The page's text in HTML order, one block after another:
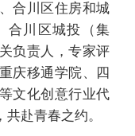
合川区住房和城
合川区城投（集
负责人，专家评
庆移通学院、四
文化创意行业代
赴青春之约。